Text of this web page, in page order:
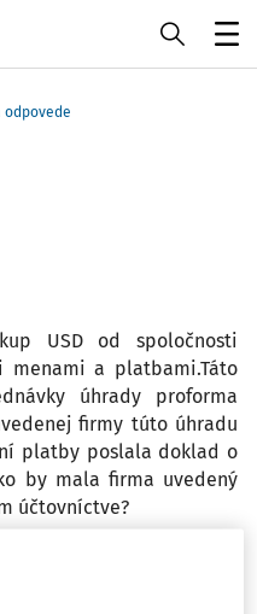
odpovede
USD od spoločnosti
menami a platbami.Táto
úhrady proforma
firmy túto úhradu
platby poslala doklad o
by mala firma uvedený
účtovníctve?